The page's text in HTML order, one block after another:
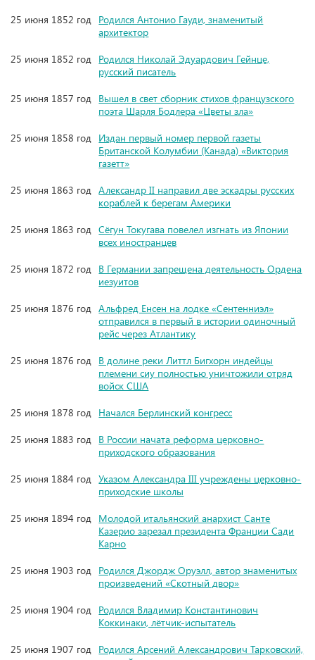
25 июня 1852 год Родился Антонио Гауди, знаменитый
архитектор
25 июня 1852 год Родился Николай Эдуардович Гейнце,
русский писатель
25 июня 1857 год Вышел в свет сборник стихов французского
поэта Шарля Бодлера «Цветы зла»
25 июня 1858 год Издан первый номер первой газеты
Британской Колумбии (Канада) «Виктория
газетт»
25 июня 1863 год Александр II направил две эскадры русских
кораблей к берегам Америки
25 июня 1863 год Сёгун Токугава повелел изгнать из Японии
всех иностранцев
25 июня 1872 год В Германии запрещена деятельность Ордена
иезуитов
25 июня 1876 год Альфред Енсен на лодке «Сентенниэл»
отправился в первый в истории одиночный
рейс через Атлантику
25 июня 1876 год В долине реки Литтл Бигхорн индейцы
племени сиу полностью уничтожили отряд
войск США
25 июня 1878 год Начался Берлинский конгресс
25 июня 1883 год В России начата реформа церковно-
приходского образования
25 июня 1884 год Указом Александра III учреждены церковно-
приходские школы
25 июня 1894 год Молодой итальянский анархист Санте
Казерио зарезал президента Франции Сади
Карно
25 июня 1903 год Родился Джордж Оруэлл, автор знаменитых
произведений «Скотный двор»
25 июня 1904 год Родился Владимир Константинович
Коккинаки, лётчик-испытатель
25 июня 1907 год Родился Арсений Александрович Тарковский,